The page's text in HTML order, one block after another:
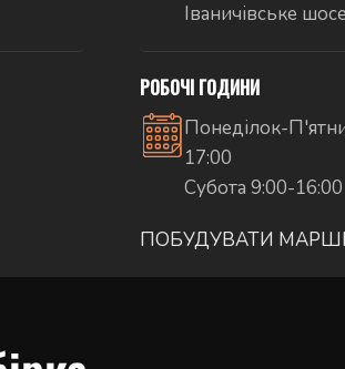
Іваничівське
РОБОЧІ ГОДИНИ
Понеділок-
17:00
Субота 9:00-16:00
ПОБУДУВАТИ